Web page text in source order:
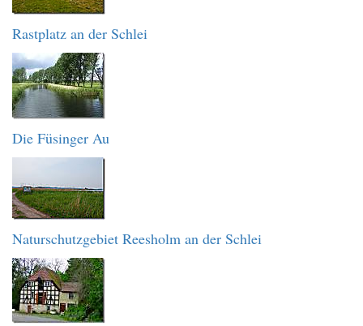
Rastplatz an der Schlei
Die Füsinger Au
Naturschutzgebiet Reesholm an der Schlei